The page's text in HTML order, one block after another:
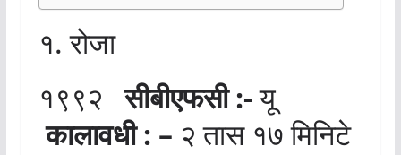
१. रोजा
१९९२सीबीएफसी :-यू
कालावधी : – २ तास १७ मिनिटे